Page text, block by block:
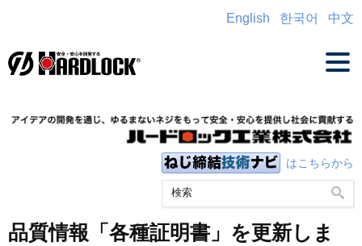
中文
한국어
English
はこちらから
品質情報「各種証明書」を更新しま